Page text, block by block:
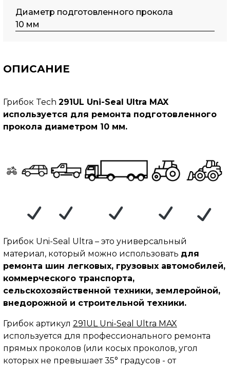
Диаметр подготовленного прокола
10 мм
ОПИСАНИЕ
Грибок Tech 291UL Uni-Seal Ultra MAX
используется для ремонта подготовленного
прокола диаметром 10 мм.
Грибок Uni-Seal Ultra – это универсальный
материал, который можно использовать для
ремонта шин легковых, грузовых автомобилей,
коммерческого транспорта,
сельскохозяйственной техники, землеройной,
внедорожной и строительной техники.
Грибок артикул 291UL Uni-Seal Ultra MAX
используется для профессионального ремонта
прямых проколов (или косых проколов, угол
которых не превышает 35° градусов - от